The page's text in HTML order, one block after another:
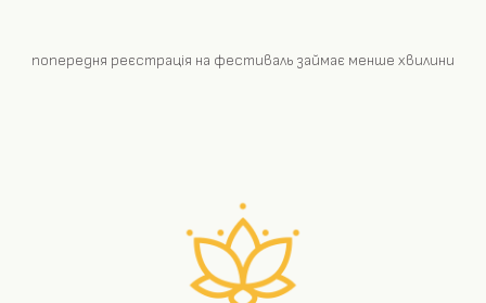
попередня реєстрація на фестиваль займає менше хвилини